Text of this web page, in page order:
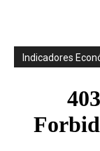
Indicadores